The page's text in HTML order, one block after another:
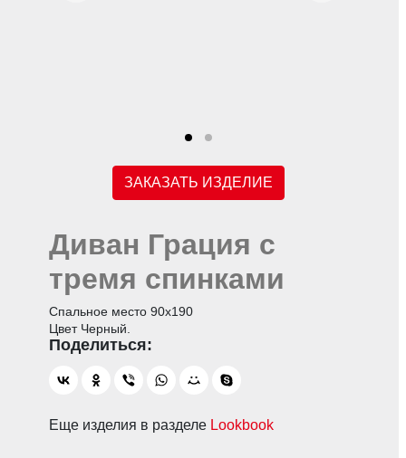
ЗАКАЗАТЬ ИЗДЕЛИЕ
Диван Грация с
тремя спинками
Спальное место 90х190
Цвет Черный.
Еще изделия в разделе Lookbook